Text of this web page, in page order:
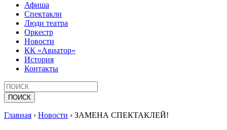
Афиша
Спектакли
Люди театра
Оркестр
Новости
КК «Авиатор»
История
Контакты
Главная › Новости › ЗАМЕНА СПЕКТАКЛЕЙ!